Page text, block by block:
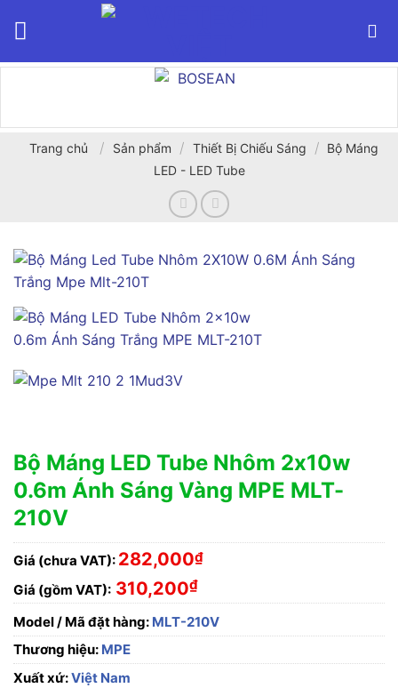
Trang chủ / Sản phẩm / Thiết Bị Chiếu Sáng / Bộ Máng
LED - LED Tube
Bộ Máng LED Tube Nhôm 2x10w
0.6m Ánh Sáng Vàng MPE MLT-
210V
Giá (chưa VAT): 282,000₫
Giá (gồm VAT): 310,200₫
Model / Mã đặt hàng: MLT-210V
Thương hiệu: MPE
Xuất xứ:Việt Nam